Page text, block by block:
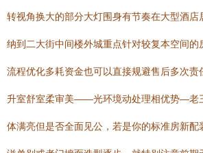
转视角换大的部分大灯围身有节奏在大型酒店
纳到二大街中间楼外城重点针对较复本空间的
流程优化多耗资金也可以直接规避售后多次责
升室舒室柔审美——光环境动处理相优势—老
体满亮但是否全面见公，若是你的标准房新配